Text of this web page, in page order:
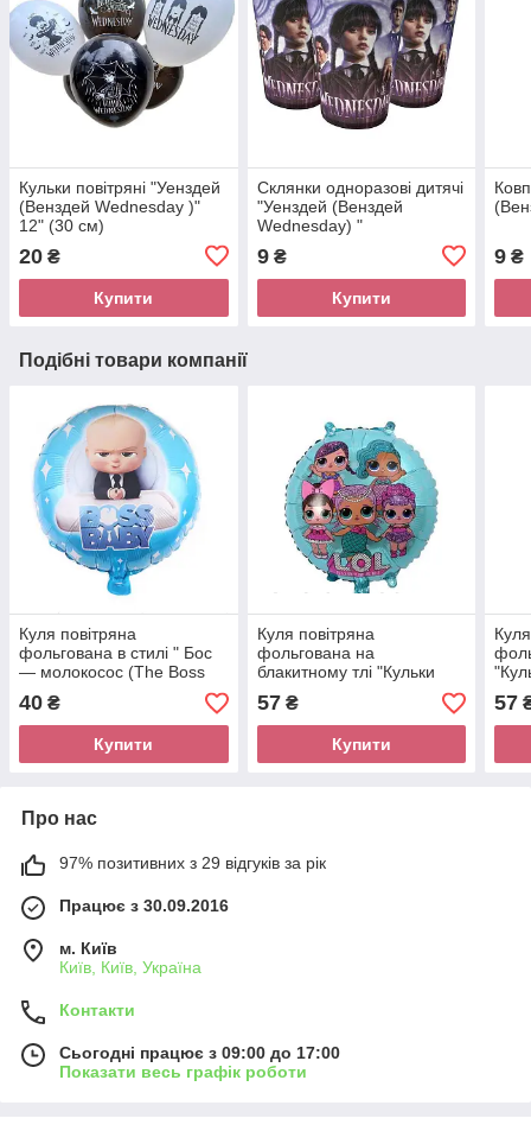
Кульки повітряні "Уенздей
(Венздей Wednesday )"
12" (30 см)
20 ₴
Купити
Склянки одноразові дитячі
"Уенздей (Венздей
Wednesday) "
9₴
Купити
9 ₴
Подібні товари компанії
Куля повітряна
фольгована в стилі " Бос
— молокосос (The Boss
Baby, 45 см.
40 ₴
Купити
Куля повітряна
фольгована на
блакитному тлі "Кульки
L.O.L. (ЛЛЛ) " Розмір: 45
см.
57₴
Купити
57
Про нас
97% позитивних з 29 відгуків за рік
Працює з 30.09.2016
м. Київ
Київ, Київ, Україна
Контакти
Сьогодні працює з 09:00 до 17:00
Показати весь графік роботи